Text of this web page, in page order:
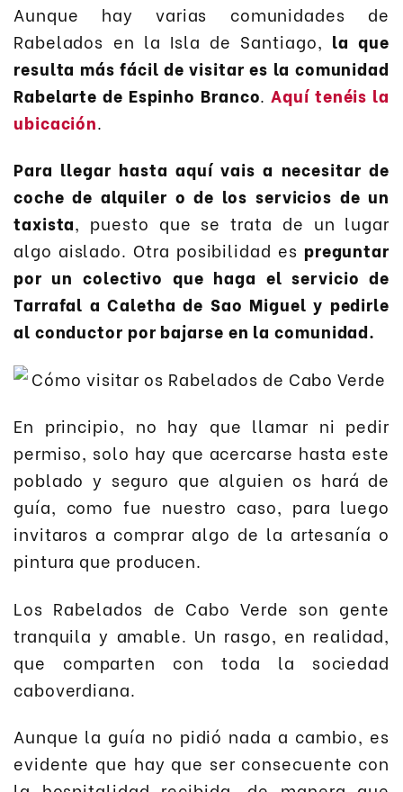
Aunque hay varias comunidades de
Rabelados en la Isla de Santiago, la que
resulta más fácil de visitar es la comunidad
Rabelarte de Espinho Branco.Aquí tenéis la
ubicación.
Para llegar hasta aquí vais a necesitar de
coche de alquiler o de los servicios de un
taxista, puesto que se trata de un lugar
algo aislado. Otra posibilidad es preguntar
por un colectivo que haga el servicio de
Tarrafal a Caletha de Sao Miguel y pedirle
al conductor por bajarse en la comunidad.
En principio, no hay que llamar ni pedir
permiso, solo hay que acercarse hasta este
poblado y seguro que alguien os hará de
guía, como fue nuestro caso, para luego
invitaros a comprar algo de la artesanía o
pintura que producen.
Los Rabelados de Cabo Verde son gente
tranquila y amable. Un rasgo, en realidad,
que comparten con toda la sociedad
caboverdiana.
Aunque la guía no pidió nada a cambio, es
evidente que hay que ser consecuente con